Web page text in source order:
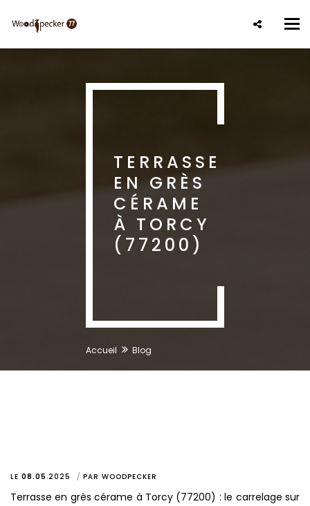
contenu
TERRASSE
EN GRÈS
CÉRAME
À TORCY
(77200)
Accueil Blog
LE 08.05 .2025 PAR WOODPECKER
Terrasse en grès cérame à Torcy (77200) : le carrelage sur